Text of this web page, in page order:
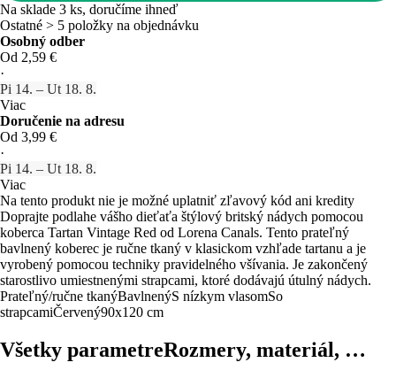
Na sklade 3 ks, doručíme ihneď
Ostatné > 5 položky na objednávku
Osobný odber
Od 2,59 €
·
Pi 14. – Ut 18. 8.
Viac
Doručenie na adresu
Od 3,99 €
·
Pi 14. – Ut 18. 8.
Viac
Na tento produkt nie je možné uplatniť zľavový kód ani kredity
Doprajte podlahe vášho dieťaťa štýlový britský nádych pomocou
koberca Tartan Vintage Red od Lorena Canals. Tento prateľný
bavlnený koberec je ručne tkaný v klasickom vzhľade tartanu a je
vyrobený pomocou techniky pravidelného všívania. Je zakončený
starostlivo umiestnenými strapcami, ktoré dodávajú útulný nádych.
Prateľný/ručne tkanýBavlnenýS nízkym vlasomSo
strapcamiČervený90x120 cm
Všetky parametreRozmery, materiál, …